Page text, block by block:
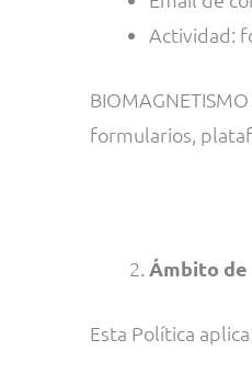
Actividad:
formularios,
Ámbito de
Esta Política aplica